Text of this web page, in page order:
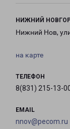
НИЖНИЙ
Нижний Нов,
на карте
ТЕЛЕФОН
8(831) 215-13-
EMAIL
nnov@pecom.ru